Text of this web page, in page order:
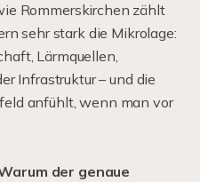
Rommerskirchen zählt
sehr stark die Mikrolage:
Lärmquellen,
Infrastruktur – und die
anfühlt, wenn man vor
der genaue